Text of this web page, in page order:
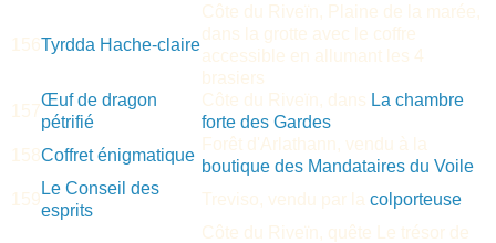
156Tyrdda Hache-claire
Côte du Riveïn, Plaine de la marée,
dans la grotte avec le coffre
accessible en allumant les 4
brasiers
157
Œuf de dragon
pétrifié
Côte du Riveïn, dans La chambre
forte des Gardes
158Coffret énigmatique
Forêt d'Arlathann, vendu à la
boutique des Mandataires du Voile
159
Le Conseil des
esprits
Treviso, vendu par la colporteuse
Côte du Riveïn, quête Le trésor de